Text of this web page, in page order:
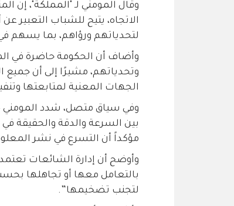
وقال المومني لـ "المملكة"، إن
الاتجاه، يتيح للشباب التعبير
لتحدياتهم ورؤاهم، بما يسهم
وأضاف أن الحكومة حاضرة في
وتحدياتهم، مشيرًا إلى أن جميع
الجهات المعنية لمتابعتها
وفي سياق متصل، شدد المومني
بين السرعة والدقة والحقيقة في
مؤكداً أن التسرع في نشر
وأوضح أن إدارة الشائعات تعتمد
بالتعامل معها أو تجاهلها بحسب
لتجنب تضخيمها”.